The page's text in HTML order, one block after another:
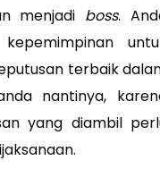
menjadi boss.
terbaik
nantinya,
yang diambil